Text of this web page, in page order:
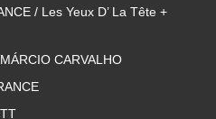
/ Les Yeux D’ La Tête +
CARVALHO